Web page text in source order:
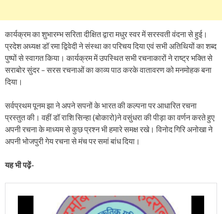
कार्यक्रम का शुभारम्भ सरिता दीक्षित द्वारा मधुर स्वर में सरस्वती वंदना से हुई।
प्रदेश अध्यक्ष डॉ रमा द्विवेदी ने संस्था का परिचय दिया एवं सभी अतिथियों का शब्द
पुष्पों से स्वागत किया। कार्यक्रम में उपस्थित सभी रचनाकारों ने राष्ट्र भक्ति से
सराबोर सुंदर – सरस रचनाओं का काव्य पाठ करके वातावरण को मनमोहक बना
दिया।
सर्वप्रथम पूनम झा ने अपने सपनों के भारत की कल्पना पर आधारित रचना
प्रस्तुत की। वहीं डॉ राशि सिन्हा (बोकारो)ने वसुंधरा की पीड़ा का वर्णन करते हुए
अपनी रचना के माध्यम से कुछ प्रश्न भी हमारे समक्ष रखे। विनोद गिरि अनोखा ने
अपनी भोजपुरी गेय रचना से मंच पर समां बांध दिया।
यह भी पढ़ें-